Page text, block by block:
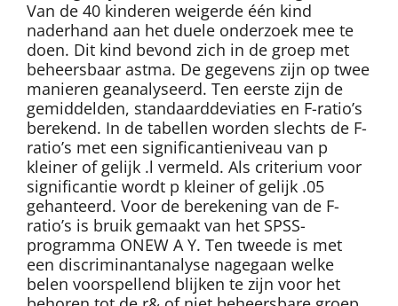
Van de 40 kinderen weigerde één kind
naderhand aan het duele onderzoek mee te
doen. Dit kind bevond zich in de groep met
beheersbaar astma. De gegevens zijn op twee
manieren geanalyseerd. Ten eerste zijn de
gemiddelden, standaarddeviaties en F-ratio’s
berekend. In de tabellen worden slechts de F-
ratio’s met een significantieniveau van p
kleiner of gelijk .l vermeld. Als criterium voor
significantie wordt p kleiner of gelijk .05
gehanteerd. Voor de berekening van de F-
ratio’s is bruik gemaakt van het SPSS-
programma ONEW A Y. Ten tweede is met
een discriminantanalyse nagegaan welke
belen voorspellend blijken te zijn voor het